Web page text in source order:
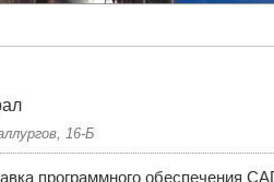
16-Б
программного обеспечения